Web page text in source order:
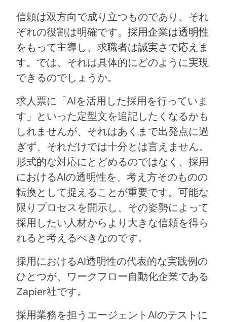
信頼は双方向で成り立つものであり、それ
ぞれの役割は明確です。 採用企業は透明性
をもって主導し、求職者は誠実さで応えま
す。 では、それは具体的にどのように実現
できるのでしょうか。
求人票に「AIを活用した採用を行っていま
す」といった定型文を追記したくなるかも
しれませんが、それはあくまで出発点に過
ぎず、それだけでは十分とは言えません。
形式的な対応にとどめるのではなく、採用
におけるAIの透明性を、考え方そのものの
転換として捉えることが重要です。可能な
限りプロセスを開示し、その姿勢によって
採用したい人材からより大きな信頼を得ら
れると考えるべきなのです。
採用におけるAI透明性の代表的な実践例の
ひとつが、ワークフロー自動化企業である
Zapier社です。
採用業務を担うエージェントAIのテストに